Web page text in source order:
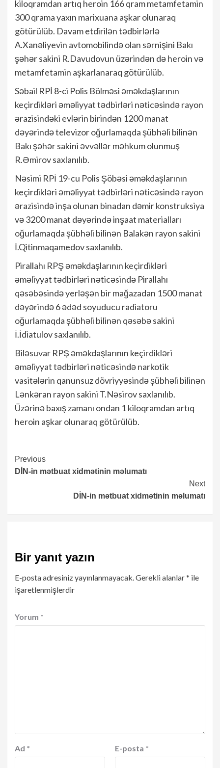
kiloqramdan artıq heroin 166 qram metamfetamin
300 qrama yaxın marixuana aşkar olunaraq
götürülüb. Davam etdirilən tədbirlərlə
A.Xanəliyevin avtomobilində olan sərnişini Bakı
şəhər sakini R.Davudovun üzərindən də heroin və
metamfetamin aşkarlanaraq götürülüb.
Səbail RPİ 8-ci Polis Bölməsi əməkdaşlarının
keçirdikləri əməliyyat tədbirləri nəticəsində rayon
ərazisindəki evlərin birindən 1200 manat
dəyərində televizor oğurlamaqda şübhəli bilinən
Bakı şəhər sakini əvvəllər məhkum olunmuş
R.Əmirov saxlanılıb.
Nəsimi RPİ 19-cu Polis Şöbəsi əməkdaşlarının
keçirdikləri əməliyyat tədbirləri nəticəsində rayon
ərazisində inşa olunan binadan dəmir konstruksiya
və 3200 manat dəyərində inşaat materialları
oğurlamaqda şübhəli bilinən Balakən rayon sakini
İ.Qitinmaqamedov saxlanılıb.
Pirallahı RPŞ əməkdaşlarının keçirdikləri
əməliyyat tədbirləri nəticəsində Pirallahı
qəsəbəsində yerləşən bir mağazadan 1500 manat
dəyərində 6 ədəd soyuducu radiatoru
oğurlamaqda şübhəli bilinən qəsəbə sakini
İ.İdiatulov saxlanılıb.
Biləsuvar RPŞ əməkdaşlarının keçirdikləri
əməliyyat tədbirləri nəticəsində narkotik
vasitələrin qanunsuz dövriyyəsində şübhəli bilinən
Lənkəran rayon sakini T.Nəsirov saxlanılıb.
Üzərinə baxış zamanı ondan 1 kiloqramdan artıq
heroin aşkar olunaraq götürülüb.
Continue
Reading
Previous
DİN-in mətbuat xidmətinin məlumatı
Next
DİN-in mətbuat xidmətinin məlumatı
Bir yanıt yazın
E-posta adresiniz yayınlanmayacak.Gerekli alanlar* ile
işaretlenmişlerdir
Yorum *
Ad * E-posta *